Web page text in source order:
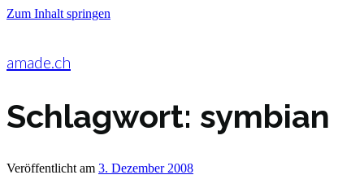
Zum Inhalt springen
amade.ch
Schlagwort: symbian
Veröffentlicht am 3. Dezember 2008